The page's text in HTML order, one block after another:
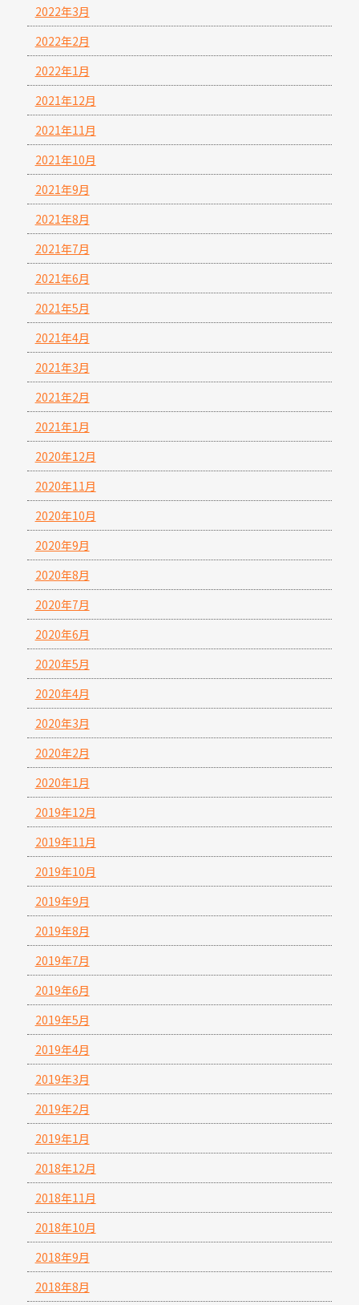
2022年3月
2022年2月
2022年1月
2021年12月
2021年11月
2021年10月
2021年9月
2021年8月
2021年7月
2021年6月
2021年5月
2021年4月
2021年3月
2021年2月
2021年1月
2020年12月
2020年11月
2020年10月
2020年9月
2020年8月
2020年7月
2020年6月
2020年5月
2020年4月
2020年3月
2020年2月
2020年1月
2019年12月
2019年11月
2019年10月
2019年9月
2019年8月
2019年7月
2019年6月
2019年5月
2019年4月
2019年3月
2019年2月
2019年1月
2018年12月
2018年11月
2018年10月
2018年9月
2018年8月